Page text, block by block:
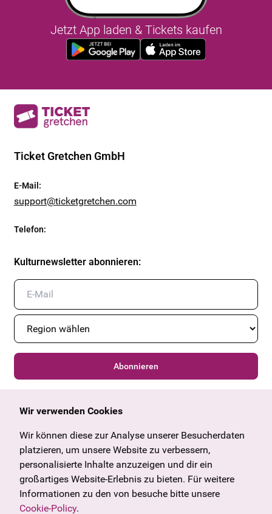
Jetzt App laden & Tickets kaufen
Ticket Gretchen GmbH
E-Mail :
support@ticketgretchen.com
Telefon:
Kulturnewsletter abonnieren:
Abonnieren
Allgemein
Angebote & News
U27
Geschenkgutschein
Häufige Fragen
Wien
Tirol
Vorarlberg
Burgenland
Salzburg
Wir verwenden Cookies
Wir können diese zur Analyse unserer Besucherdaten
platzieren, um unsere Website zu verbessern,
personalisierte Inhalte anzuzeigen und dir ein
großartiges Website-Erlebnis zu bieten. Für weitere
Informationen zu den von besuche bitte unsere
Cookie-Policy.